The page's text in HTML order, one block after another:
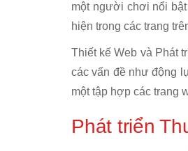
một người chơi nổi
hiện trong các trang
Thiết kế Web và Phát
các vấn đề như động
một tập hợp các trang
Phát triển